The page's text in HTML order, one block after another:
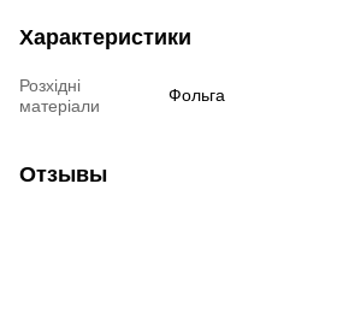
Характеристики
Розхідні
матеріали
Фольга
Отзывы